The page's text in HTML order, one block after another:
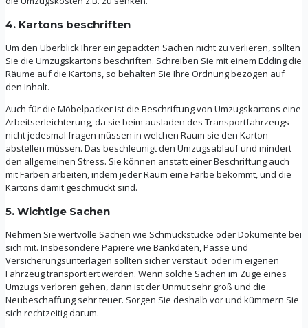
4. Kartons beschriften
Um den Überblick Ihrer eingepackten Sachen nicht zu verlieren, sollten
Sie die Umzugskartons beschriften. Schreiben Sie mit einem Edding die
Räume auf die Kartons, so behalten Sie Ihre Ordnung bezogen auf
den Inhalt.
Auch für die Möbelpacker ist die Beschriftung von Umzugskartons eine
Arbeitserleichterung, da sie beim ausladen des Transportfahrzeugs
nicht jedesmal fragen müssen in welchen Raum sie den Karton
abstellen müssen. Das beschleunigt den Umzugsablauf und mindert
den allgemeinen Stress. Sie können anstatt einer Beschriftung auch
mit Farben arbeiten, indem jeder Raum eine Farbe bekommt, und die
Kartons damit geschmückt sind.
5. Wichtige Sachen
Nehmen Sie wertvolle Sachen wie Schmuckstücke oder Dokumente bei
sich mit. Insbesondere Papiere wie Bankdaten, Pässe und
Versicherungsunterlagen sollten sicher verstaut. oder im eigenen
Fahrzeug transportiert werden. Wenn solche Sachen im Zuge eines
Umzugs verloren gehen, dann ist der Unmut sehr groß und die
Neubeschaffung sehr teuer. Sorgen Sie deshalb vor und kümmern Sie
sich rechtzeitig darum.